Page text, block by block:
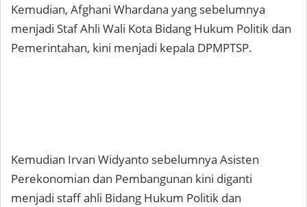
Kemudian, Afghani Whardana yang sebelumnya
menjadi Staf Ahli Wali Kota Bidang Hukum Politik dan
Pemerintahan, kini menjadi kepala DPMPTSP.
Kemudian Irvan Widyanto sebelumnya Asisten
Perekonomian dan Pembangunan kini diganti
menjadi staff ahli Bidang Hukum Politik dan